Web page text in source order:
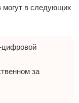
могут в следующих
цифровой
за